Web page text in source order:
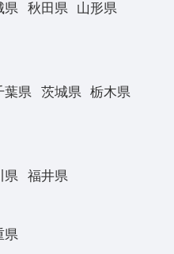
県 秋田県
山形県
葉県 茨城県
栃木県
県 福井県
県